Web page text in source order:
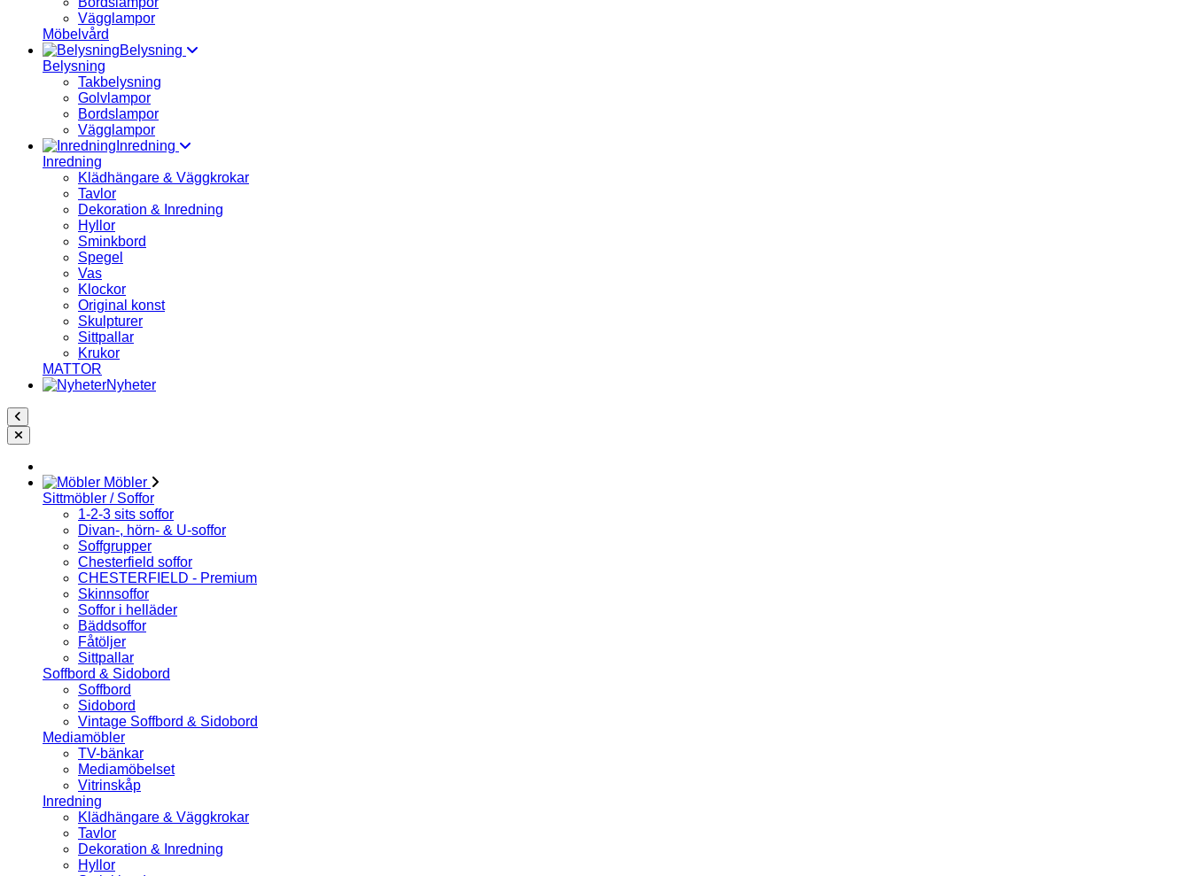
Vägglampor
Möbelvård
Belysning
Belysning
Takbelysning
Golvlampor
Bordslampor
Vägglampor
Inredning
Inredning
Klädhängare & Väggkrokar
Tavlor
Dekoration & Inredning
Hyllor
Sminkbord
Spegel
Vas
Klockor
Original konst
Skulpturer
Sittpallar
Krukor
MATTOR
Nyheter
Möbler
Sittmöbler / Soffor
1-2-3 sits soffor
Divan-, hörn- & U-soffor
Soffgrupper
Chesterfield soffor
CHESTERFIELD - Premium
Skinnsoffor
Soffor i helläder
Bäddsoffor
Fåtöljer
Sittpallar
Soffbord & Sidobord
Soffbord
Sidobord
Vintage Soffbord & Sidobord
Mediamöbler
TV-bänkar
Mediamöbelset
Vitrinskåp
Inredning
Klädhängare & Väggkrokar
Tavlor
Dekoration & Inredning
Hyllor